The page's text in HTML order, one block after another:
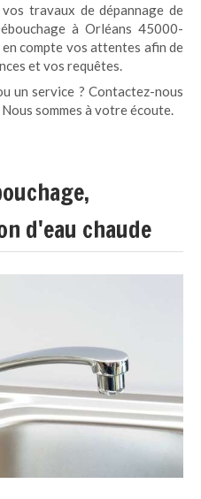
travaux de dépannage de
à Orléans 45000-
compte vos attentes afin de
et vos requêtes.
un service ? Contactez-nous
sommes à votre écoute.
d'eau chaude